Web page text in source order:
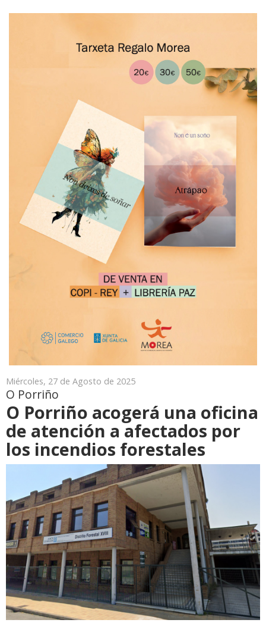
Miércoles, 27 de Agosto de 2025
O Porriño
O Porriño acogerá una oficina
de atención a afectados por
los incendios forestales